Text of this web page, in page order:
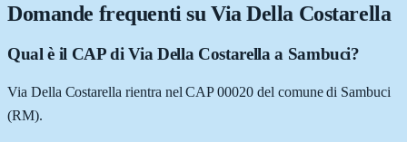
Domande frequenti su Via Della Costarella
Qual è il CAP di Via Della Costarella a Sambuci?
Via Della Costarella rientra nel CAP 00020 del comune di Sambuci
(RM).